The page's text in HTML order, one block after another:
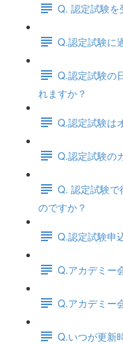
Q. 認定試験を
Q.認定試験に
Q.認定試験の
れますか？
Q.認定試験は
Q.認定試験の
Q. 認定試験で
のですか？
Q.認定試験申
Q.アカデミー
Q.アカデミー
Q.いつが更新